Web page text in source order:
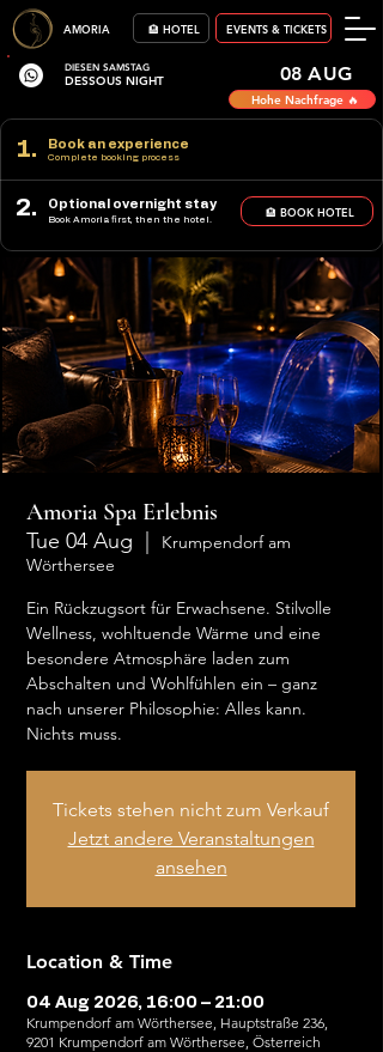
AMORIA 🏨 HOTEL EVENTS & TICKETS
DIESEN SAMSTAG
DESSOUS NIGHT 08 AUG
Hohe Nachfrage 🔥
1. Book an experience
Complete booking process
2. Optional overnight stay
Book Amoria first, then the hotel.
🏨 BOOK HOTEL
Amoria Spa Erlebnis
Tue 04 Aug
Krumpendorf am
Wörthersee
Ein Rückzugsort für Erwachsene. Stilvolle
Wellness, wohltuende Wärme und eine
besondere Atmosphäre laden zum
Abschalten und Wohlfühlen ein – ganz
nach unserer Philosophie: Alles kann.
Nichts muss.
Tickets stehen nicht zum Verkauf
Jetzt andere Veranstaltungen
ansehen
Location & Time
04 Aug 2026, 16:00 – 21:00
Krumpendorf am Wörthersee, Hauptstraße 236,
9201 Krumpendorf am Wörthersee, Österreich